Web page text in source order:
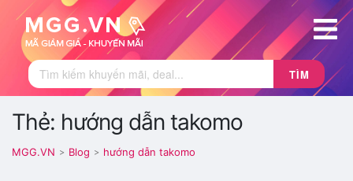
TÌM
Thẻ: hướng dẫn takomo
MGG.VN > Blog > hướng dẫn takomo